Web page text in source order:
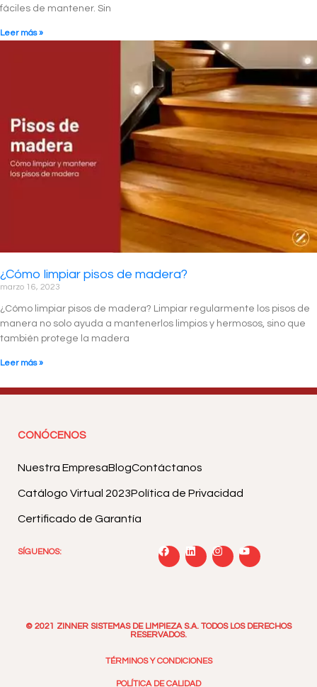
fáciles de mantener. Sin
Leer más »
¿Cómo limpiar pisos de madera?
marzo 16, 2023
¿Cómo limpiar pisos de madera? Limpiar regularmente los pisos de
manera no solo ayuda a mantenerlos limpios y hermosos, sino que
también protege la madera
Leer más »
CONÓCENOS
Nuestra EmpresaBlogContáctanos
Catálogo Virtual 2023Política de Privacidad
Certificado de Garantía
SÍGUENOS:
© 2021 ZINNER SISTEMAS DE LIMPIEZA S.A. TODOS LOS DERECHOS
RESERVADOS.
TÉRMINOS Y CONDICIONES
POLÍTICA DE CALIDAD